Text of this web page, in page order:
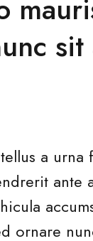
sit
a urna
ante
ornare